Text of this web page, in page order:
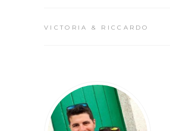
VICTORIA & RICCARDO